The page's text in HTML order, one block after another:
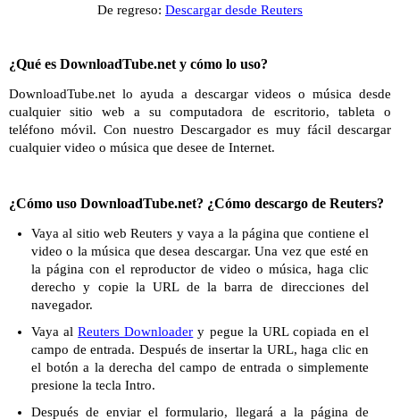
De regreso: Descargar desde Reuters
¿Qué es DownloadTube.net y cómo lo uso?
DownloadTube.net lo ayuda a descargar videos o música desde
cualquier sitio web a su computadora de escritorio, tableta o
teléfono móvil. Con nuestro Descargador es muy fácil descargar
cualquier video o música que desee de Internet.
¿Cómo uso DownloadTube.net? ¿Cómo descargo de Reuters?
Vaya al sitio web Reuters y vaya a la página que contiene el
video o la música que desea descargar. Una vez que esté en
la página con el reproductor de video o música, haga clic
derecho y copie la URL de la barra de direcciones del
navegador.
Vaya alReuters Downloader y pegue la URL copiada en el
campo de entrada. Después de insertar la URL, haga clic en
el botón a la derecha del campo de entrada o simplemente
presione la tecla Intro.
Después de enviar el formulario, llegará a la página de